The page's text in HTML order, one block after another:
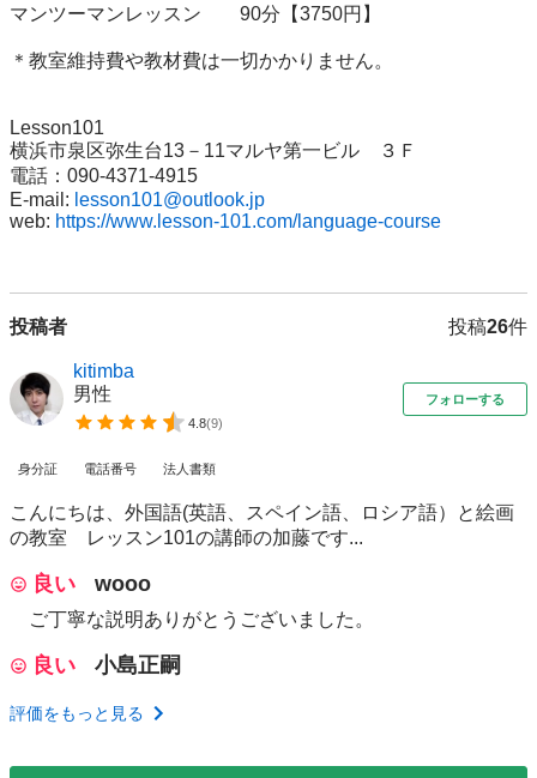
マンツーマンレッスン　　90分【3750円】
＊教室維持費や教材費は一切かかりません。
Lesson101
横浜市泉区弥生台13－11マルヤ第一ビル　３Ｆ
電話：090-4371-4915
E-mail: lesson101@outlook.jp
web: https://www.lesson-101.com/language-course
投稿者 投稿26件
kitimba
男性
4.8(9)
フォローする
身分証 電話番号 法人書類
こんにちは、外国語(英語、スペイン語、ロシア語）と絵画
の教室 レッスン101の講師の加藤です...
良い wooo
ご丁寧な説明ありがとうございました。
良い 小島正嗣
評価をもっと見る